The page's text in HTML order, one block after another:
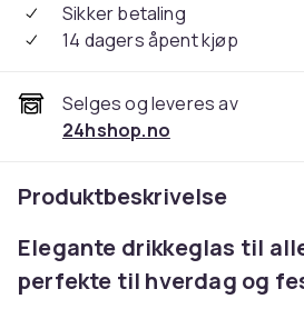
Sikker betaling
14 dagers åpent kjøp
Selges og leveres av
24hshop.no
Produktbeskrivelse
Elegante drikkeglas til
perfekte til hverdag og